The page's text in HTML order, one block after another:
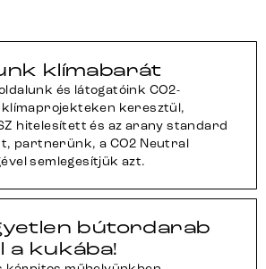
klímabarát
és látogatóink CO2-
keresztül,
hitelesített és az arany standard
partnerünk, a CO2 Neutral
semlegesítjük azt.
bútordarab
a kukába!